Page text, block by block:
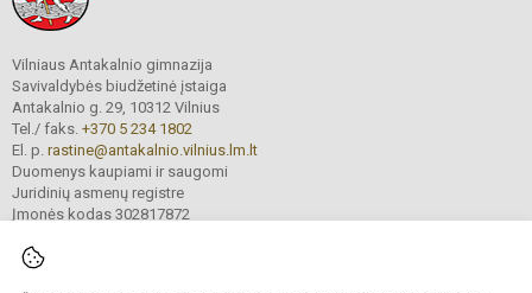
Vilniaus Antakalnio gimnazija
Savivaldybės biudžetinė įstaiga
Antakalnio g. 29, 10312 Vilnius
Tel./ faks. +370 5 234 1802
El. p. rastine@antakalnio.vilnius.lm.lt
Duomenys kaupiami ir saugomi
Juridinių asmenų registre
Įmonės kodas 302817872